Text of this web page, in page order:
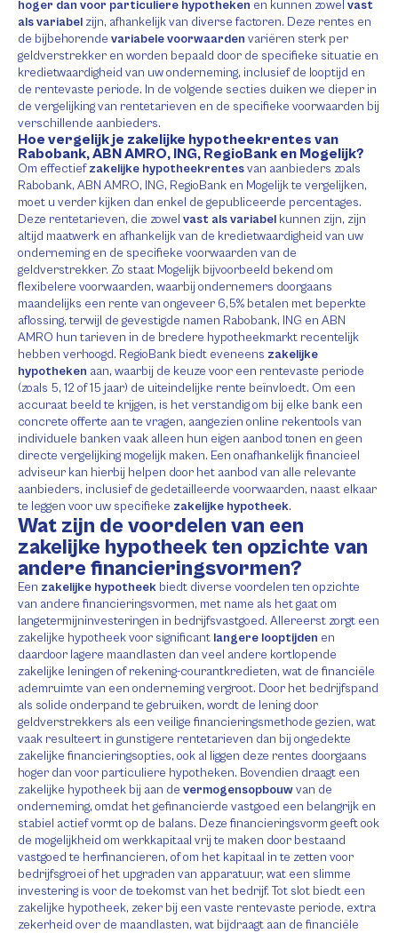
hoger dan voor particuliere hypotheken en kunnen zowel vast
als variabel zijn, afhankelijk van diverse factoren. Deze rentes en
de bijbehorende variabele voorwaarden variëren sterk per
geldverstrekker en worden bepaald door de specifieke situatie en
kredietwaardigheid van uw onderneming, inclusief de looptijd en
de rentevaste periode. In de volgende secties duiken we dieper in
de vergelijking van rentetarieven en de specifieke voorwaarden bij
verschillende aanbieders.
Hoe vergelijk je zakelijke hypotheekrentes van
Rabobank, ABN AMRO, ING, RegioBank en Mogelijk?
Om effectiefzakelijke hypotheekrentesvan aanbieders zoals
Rabobank, ABN AMRO, ING, RegioBank en Mogelijk te vergelijken,
moet u verder kijken dan enkel de gepubliceerde percentages.
Deze rentetarieven, die zowel vast als variabel kunnen zijn, zijn
altijd maatwerk en afhankelijk van de kredietwaardigheid van uw
onderneming en de specifieke voorwaarden van de
geldverstrekker. Zo staat Mogelijk bijvoorbeeld bekend om
flexibelere voorwaarden, waarbij ondernemers doorgaans
maandelijks een rente van ongeveer 6,5% betalen met beperkte
aflossing, terwijl de gevestigde namen Rabobank, ING en ABN
AMRO hun tarieven in de bredere hypotheekmarkt recentelijk
hebben verhoogd. RegioBank biedt eveneens zakelijke
hypotheken aan, waarbij de keuze voor een rentevaste periode
(zoals 5, 12 of 15 jaar) de uiteindelijke rente beïnvloedt. Om een
accuraat beeld te krijgen, is het verstandig om bij elke bank een
concrete offerte aan te vragen, aangezien online rekentools van
individuele banken vaak alleen hun eigen aanbod tonen en geen
directe vergelijking mogelijk maken. Een onafhankelijk financieel
adviseur kan hierbij helpen door het aanbod van alle relevante
aanbieders, inclusief de gedetailleerde voorwaarden, naast elkaar
te leggen voor uw specifieke zakelijke hypotheek.
Wat zijn de voordelen van een
zakelijke hypotheek ten opzichte van
andere financieringsvormen?
Een zakelijke hypotheek biedt diverse voordelen ten opzichte
van andere financieringsvormen, met name als het gaat om
langetermijninvesteringen in bedrijfsvastgoed. Allereerst zorgt een
zakelijke hypotheek voor significant langere looptijden en
daardoor lagere maandlasten dan veel andere kortlopende
zakelijke leningen of rekening-courantkredieten, wat de financiële
ademruimte van een onderneming vergroot. Door het bedrijfspand
als solide onderpand te gebruiken, wordt de lening door
geldverstrekkers als een veilige financieringsmethode gezien, wat
vaak resulteert in gunstigere rentetarieven dan bij ongedekte
zakelijke financieringsopties, ook al liggen deze rentes doorgaans
hoger dan voor particuliere hypotheken. Bovendien draagt een
zakelijke hypotheek bij aan de vermogensopbouwvan de
onderneming, omdat het gefinancierde vastgoed een belangrijk en
stabiel actief vormt op de balans. Deze financieringsvorm geeft ook
de mogelijkheid om werkkapitaal vrij te maken door bestaand
vastgoed te herfinancieren, of om het kapitaal in te zetten voor
bedrijfsgroei of het upgraden van apparatuur, wat een slimme
investering is voor de toekomst van het bedrijf. Tot slot biedt een
zakelijke hypotheek, zeker bij een vaste rentevaste periode, extra
zekerheid over de maandlasten, wat bijdraagt aan de financiële